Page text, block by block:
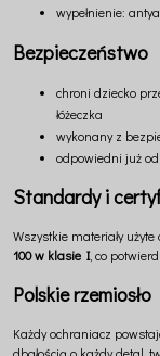
wypełnienie:
Bezpieczeństwo
chroni dziecko
łóżeczka
wykonany z
odpowiedni już
Standardy i
Wszystkie materiały
100 w klasie I, co
Polskie rzemiosło
Każdy ochraniacz